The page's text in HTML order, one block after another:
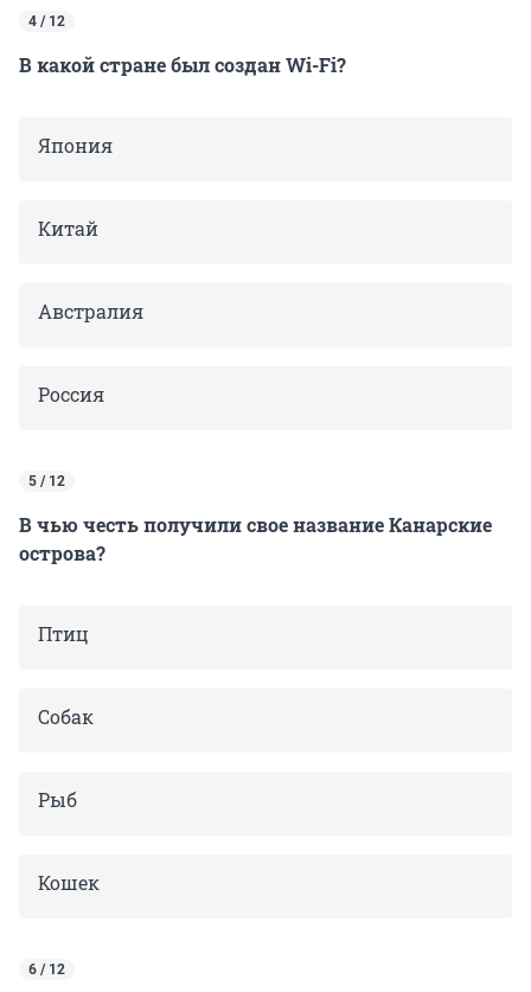
4 / 12
В какой стране был создан Wi-Fi?
Япония
Китай
Австралия
Россия
5 / 12
В чью честь получили свое название Канарские
острова?
Птиц
Собак
Рыб
Кошек
6 / 12